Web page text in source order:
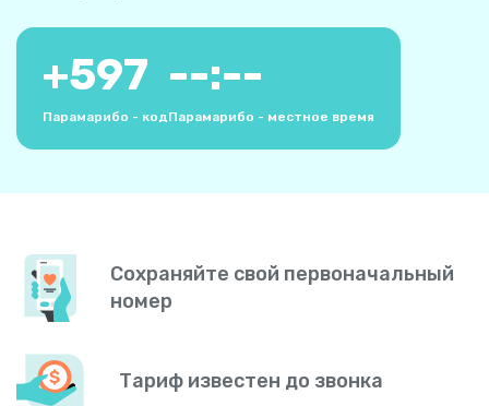
+597
Парамарибо - код
--:--
Парамарибо - местное время
Сохраняйте свой первоначальный
номер
Тариф известен до звонка